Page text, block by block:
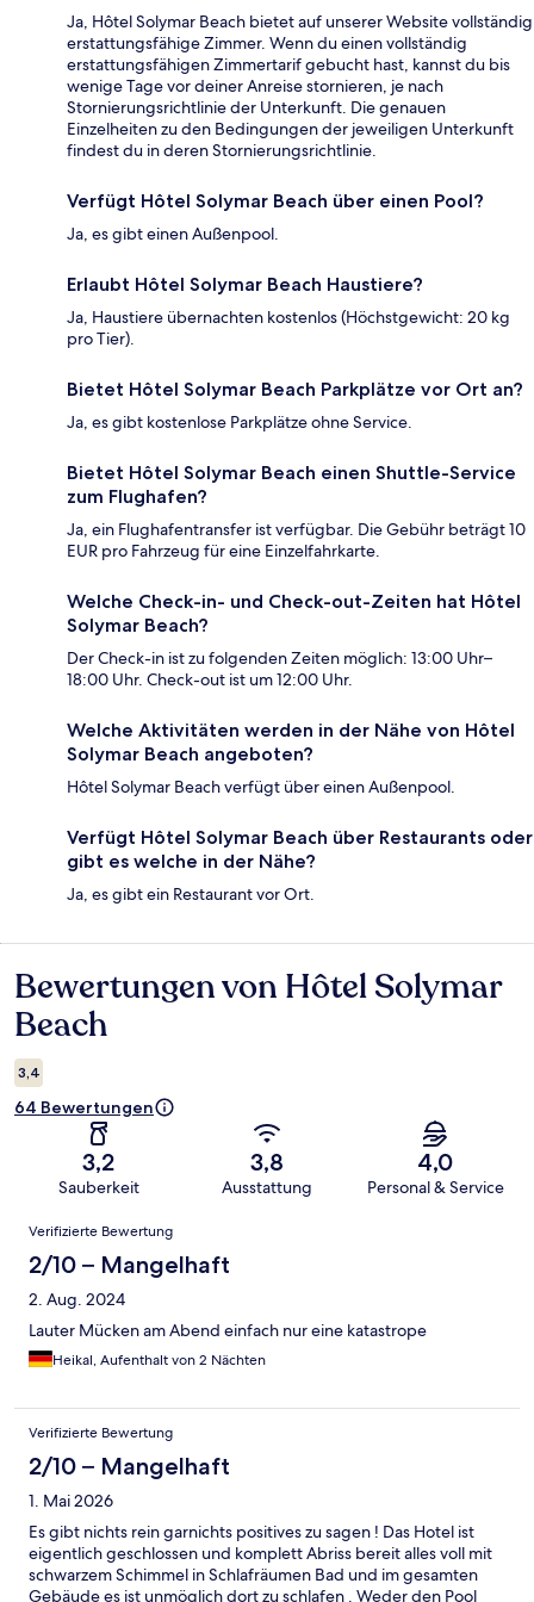
Ja, Hôtel Solymar Beach bietet auf unserer Website vollständig
erstattungsfähige Zimmer. Wenn du einen vollständig
erstattungsfähigen Zimmertarif gebucht hast, kannst du bis
wenige Tage vor deiner Anreise stornieren, je nach
Stornierungsrichtlinie der Unterkunft. Die genauen
Einzelheiten zu den Bedingungen der jeweiligen Unterkunft
findest du in deren Stornierungsrichtlinie.
Verfügt Hôtel Solymar Beach über einen Pool?
Ja, es gibt einen Außenpool.
Erlaubt Hôtel Solymar Beach Haustiere?
Ja, Haustiere übernachten kostenlos (Höchstgewicht: 20 kg
pro Tier).
Bietet Hôtel Solymar Beach Parkplätze vor Ort an?
Ja, es gibt kostenlose Parkplätze ohne Service.
Bietet Hôtel Solymar Beach einen Shuttle-Service
zum Flughafen?
Ja, ein Flughafentransfer ist verfügbar. Die Gebühr beträgt 10
EUR pro Fahrzeug für eine Einzelfahrkarte.
Welche Check-in- und Check-out-Zeiten hat Hôtel
Solymar Beach?
Der Check-in ist zu folgenden Zeiten möglich: 13:00 Uhr–
18:00 Uhr. Check-out ist um 12:00 Uhr.
Welche Aktivitäten werden in der Nähe von Hôtel
Solymar Beach angeboten?
Hôtel Solymar Beach verfügt über einen Außenpool.
Verfügt Hôtel Solymar Beach über Restaurants oder
gibt es welche in der Nähe?
Ja, es gibt ein Restaurant vor Ort.
Bewertungen
Bewertungen von Hôtel Solymar
Beach
3,4
64 Bewertungen
3,2
Sauberkeit
3,8
Ausstattung
4,0
Personal & Service
Bewertungen
Verifizierte Bewertung
2/10 – Mangelhaft
2. Aug. 2024
Lauter Mücken am Abend einfach nur eine katastrope
Heikal, Aufenthalt von 2 Nächten
Verifizierte Bewertung
2/10 – Mangelhaft
1. Mai 2026
Es gibt nichts rein garnichts positives zu sagen ! Das Hotel ist
eigentlich geschlossen und komplett Abriss bereit alles voll mit
schwarzem Schimmel in Schlafräumen Bad und im gesamten
Gebäude es ist unmöglich dort zu schlafen . Weder den Pool